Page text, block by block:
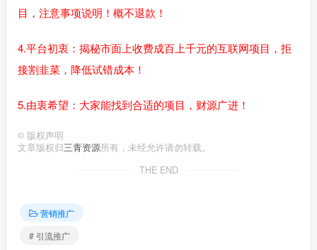
目，注意事项说明！概不退款！
4.平台初衷：揭秘市面上收费成百上千元的互联网项目，拒
接割韭菜，降低试错成本！
5.由衷希望：大家能找到合适的项目，财源广进！
© 版权声明
文章版权归三青资源所有，未经允许请勿转载。
THE END
营销推广
# 引流推广